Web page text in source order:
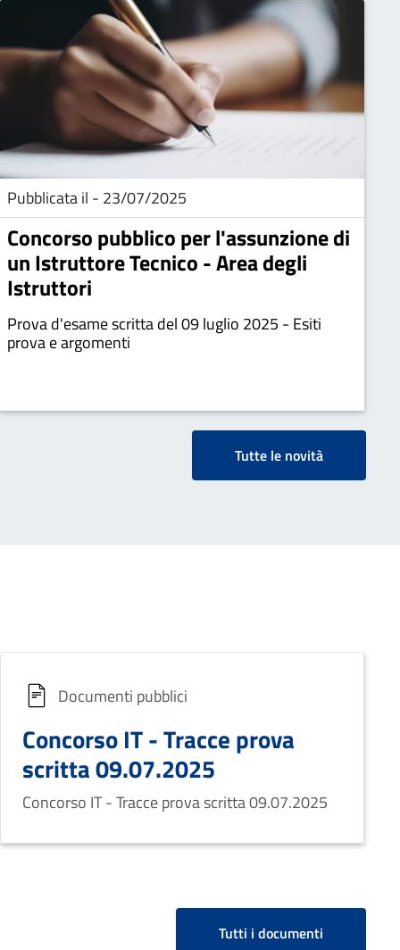
Pubblicata il - 23/07/2025
Concorso pubblico per l'assunzione di
un Istruttore Tecnico - Area degli
Istruttori
Prova d'esame scritta del 09 luglio 2025 - Esiti
prova e argomenti
Tutte le novità
Documenti pubblici
Concorso IT - Tracce prova
scritta 09.07.2025
Concorso IT - Tracce prova scritta 09.07.2025
Tutti i documenti